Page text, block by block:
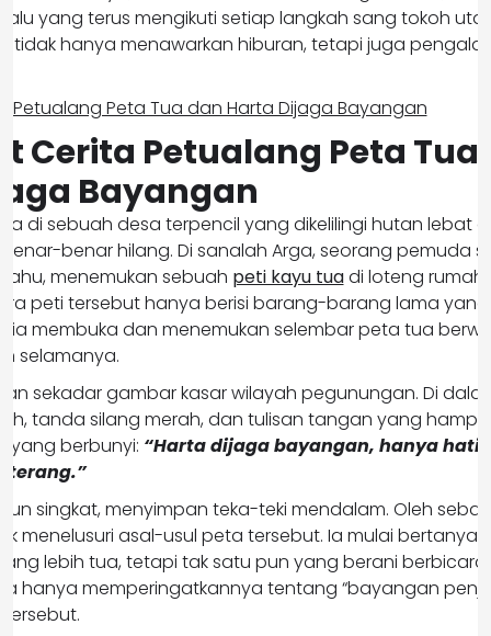
yang terus mengikuti setiap langkah sang tokoh
tidak hanya menawarkan hiburan, tetapi juga
Cerita Petualang Peta Tua
Bayangan
di sebuah desa terpencil yang dikelilingi hutan lebat
benar hilang. Di sanalah Arga, seorang pemuda
menemukan sebuah peti kayu tuadi loteng rumah
peti tersebut hanya berisi barang-barang lama
ia membuka dan menemukan selembar peta tua
selamanya.
sekadar gambar kasar wilayah pegunungan. Di
tanda silang merah, dan tulisan tangan yang hampir
yang berbunyi: “Harta dijaga bayangan, hanya hati
terang.”
singkat, menyimpan teka-teki mendalam. Oleh
menelusuri asal-usul peta tersebut. Ia mulai bertanya
lebih tua, tetapi tak satu pun yang berani
hanya memperingatkannya tentang “bayangan